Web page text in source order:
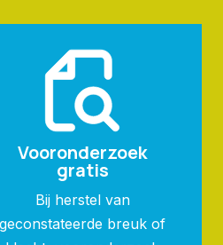
Vooronderzoek
gratis
Bij herstel van
geconstateerde breuk of